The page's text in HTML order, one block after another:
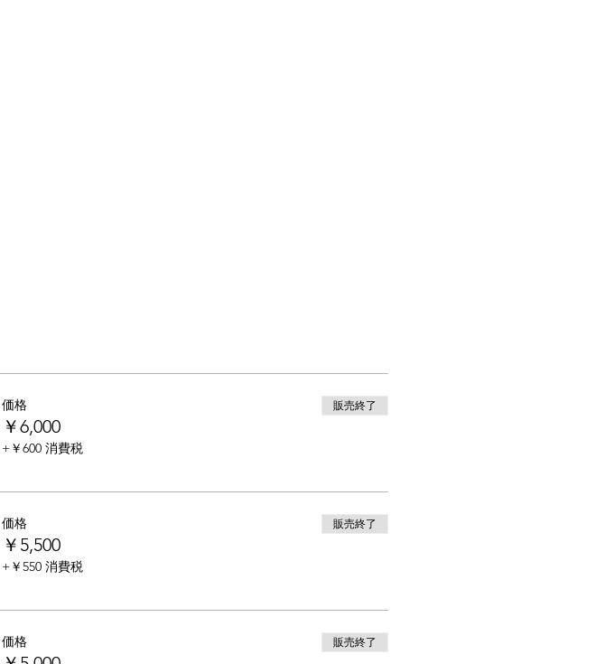
価格
￥6,000
+￥600 消費税
販売終了
価格
￥5,500
+￥550 消費税
販売終了
価格 販売終了